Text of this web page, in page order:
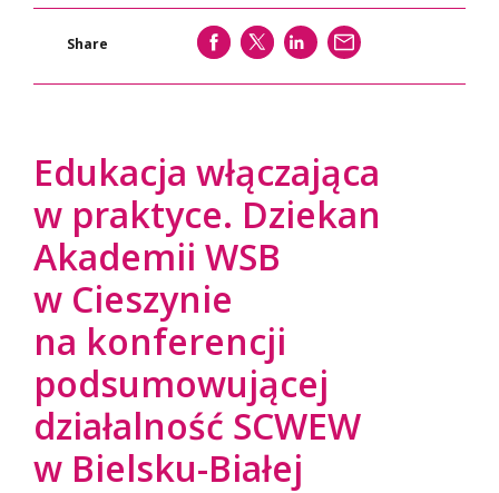
Share SHARE SHARE SHARE
Edukacja włączająca
w praktyce. Dziekan
Akademii WSB
w Cieszynie
na konferencji
podsumowującej
działalność SCWEW
w Bielsku-Białej